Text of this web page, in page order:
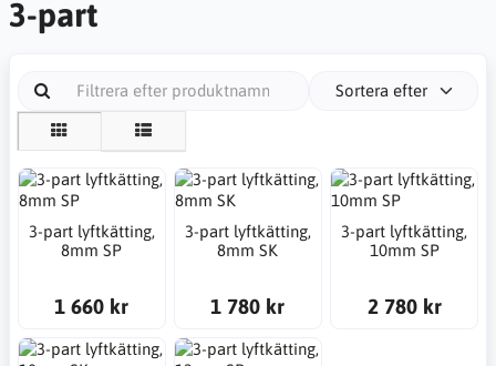
3-part
Sortera efter
3-part lyftkätting,
8mm SP
1 660 kr
3-part lyftkätting,
8mm SK
1 780 kr
3-part lyftkätting,
10mm SP
2 780 kr